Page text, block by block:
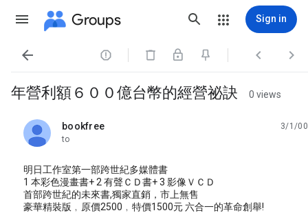
Groups Sign in
   
年營利額６００億台幣的經營祕訣 0 views
bookfree
unread,
3/1/00
to
明日工作室第一部跨世紀多媒體書
1 本彩色漫畫書+ 2 有聲ＣＤ書+ 3 影像ＶＣＤ
首部跨世紀的未來書,獨家直銷，市上無售
豪華精裝版﹐原價2500﹐特價1500元 六合一的革命創舉!